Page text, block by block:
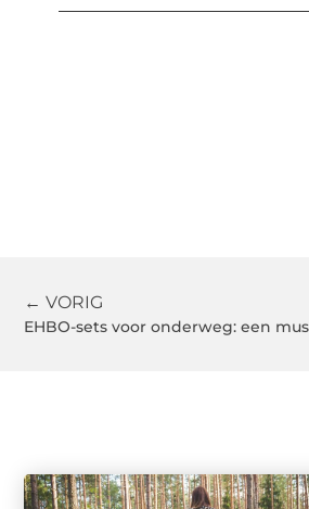
← VORIG
EHBO-sets voor onderweg: een